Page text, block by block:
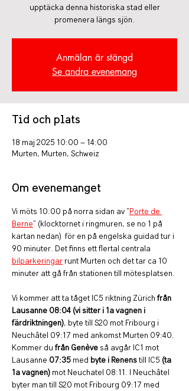
upptäcka denna historiska stad eller
promenera längs sjön.
Anmälan är stängd
Se andra evenemang
Tid och plats
18 maj 2025 10:00 – 14:00
Murten, Murten, Schweiz
Om evenemanget
Vi möts 10.00 på norra sidan av " Porte de
Berne" (klocktornet i ringmuren, se no 1 på
kartan nedan)  för en på engelska guidad tur i
90 minuter. Det finns ett flertal centrala
bilparkeringar runt Murten och det tar ca 10
minuter att gå från stationen till mötesplatsen.
Vi kommer att ta tåget IC5 riktning Zürich från
Lausanne 08:04 (vi sitter i 1a vagnen i
färdriktningen), byte till S20 mot Fribourg i
Neuchâtel 09:17 med ankomst Murten 09:40.
Kommer du från Genève så avgår IC1 mot
Lausanne 07:35 med byte i Renens till IC5 (ta
1a vagnen) mot Neuchatel 08:11. I Neuchâtel
byter man till S20 mot Fribourg 09:17 med